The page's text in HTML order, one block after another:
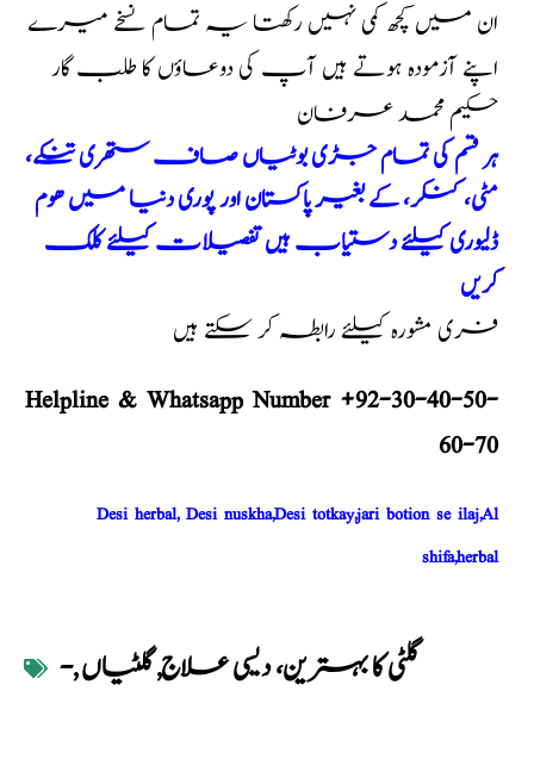
ان میں کچھ کمی نہیں رکھتا یہ تمام نسخے میرے
اپنے آزمودہ ہوتے ہیں آپ کی دوعاؤں کا طلب گار
حکیم محمد عرفان
ہر قسم کی تمام جڑی بوٹیاں صاف ستھری تنکے،
مٹی، کنکر، کے بغیر پاکستان اور پوری دنیا میں ھوم
ڈلیوری کیلئے دستیاب ہیں تفصیلات کیلئے کلک
کریں
فری مشورہ کیلئے رابطہ کر سکتے ہیں
Helpline & Whatsapp Number +92-30-40-50-
60-70
Desi herbal, Desi nuskha,Desi totkay,jari botion se ilaj,Al
shifa,herbal
-, گلٹی کا بہترین، دیسی علاج,گلٹیاں